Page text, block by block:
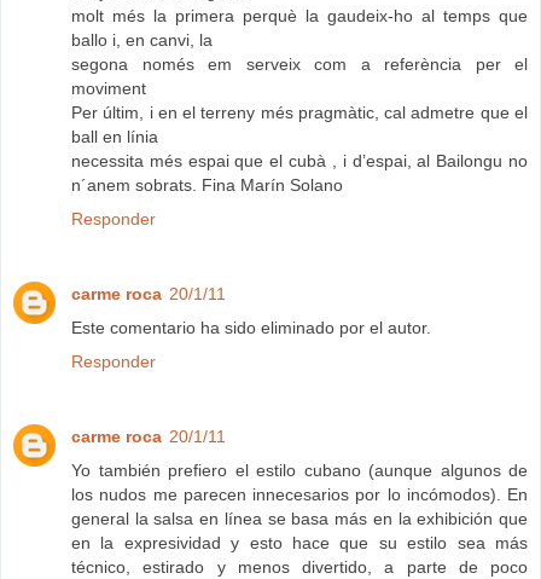
molt més la primera perquè la gaudeix-ho al temps que
ballo i, en canvi, la
segona només em serveix com a referència per el
moviment
Per últim, i en el terreny més pragmàtic, cal admetre que el
ball en línia
necessita més espai que el cubà , i d’espai, al Bailongu no
n´anem sobrats. Fina Marín Solano
Responder
carme roca 20/1/11
Este comentario ha sido eliminado por el autor.
Responder
carme roca 20/1/11
Yo también prefiero el estilo cubano (aunque algunos de
los nudos me parecen innecesarios por lo incómodos). En
general la salsa en línea se basa más en la exhibición que
en la expresividad y esto hace que su estilo sea más
técnico, estirado y menos divertido, a parte de poco